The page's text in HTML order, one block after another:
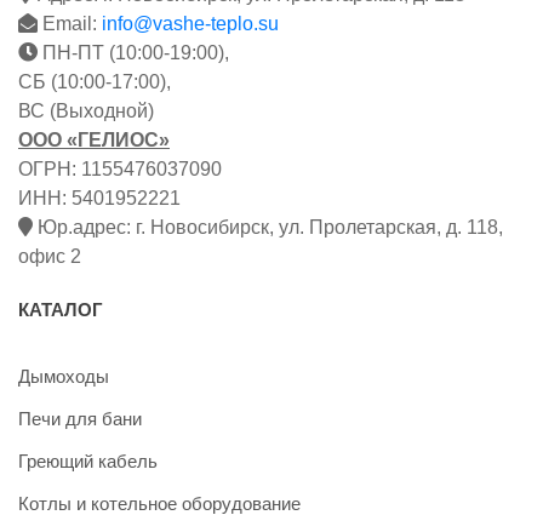
Email: info@vashe-teplo.su
ПН-ПТ (10:00-19:00),
СБ (10:00-17:00),
ВС (Выходной)
ООО «ГЕЛИОС»
ОГРН: 1155476037090
ИНН: 5401952221
Юр.адрес: г. Новосибирск, ул. Пролетарская, д. 118,
офис 2
КАТАЛОГ
Дымоходы
Печи для бани
Греющий кабель
Котлы и котельное оборудование